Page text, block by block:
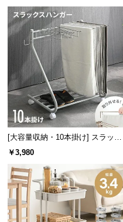
[大容量収納・10本掛け] スラック
スハンガー キャスター付き 出し入
れ簡単 左右スイング
￥3,980